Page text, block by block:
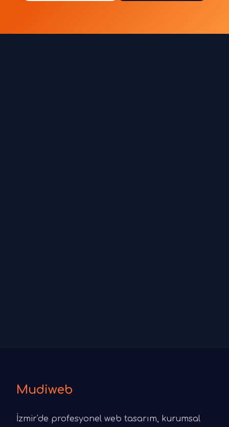
Mudiweb
İzmir'de profesyonel web tasarım, kurumsal